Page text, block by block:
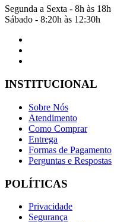
Segunda a Sexta - 8h às 18h
Sábado - 8:20h às 12:30h
INSTITUCIONAL
Sobre Nós
Atendimento
Como Comprar
Entrega
Formas de Pagamento
Perguntas e Respostas
POLÍTICAS
Privacidade
Segurança